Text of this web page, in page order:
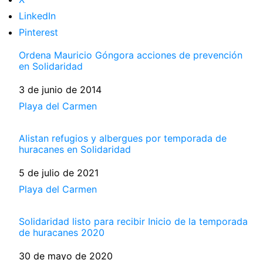
LinkedIn
Pinterest
Ordena Mauricio Góngora acciones de prevención
en Solidaridad
Fecha
3 de junio de 2014
Respecto a
Playa del Carmen
Alistan refugios y albergues por temporada de
huracanes en Solidaridad
Fecha
5 de julio de 2021
Respecto a
Playa del Carmen
Solidaridad listo para recibir Inicio de la temporada
de huracanes 2020
Fecha
30 de mayo de 2020